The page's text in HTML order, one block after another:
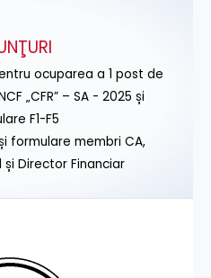
ocuparea a 1 post de
„CFR” – SA - 2025 și
F1-F5
formulare membri CA,
Director Financiar